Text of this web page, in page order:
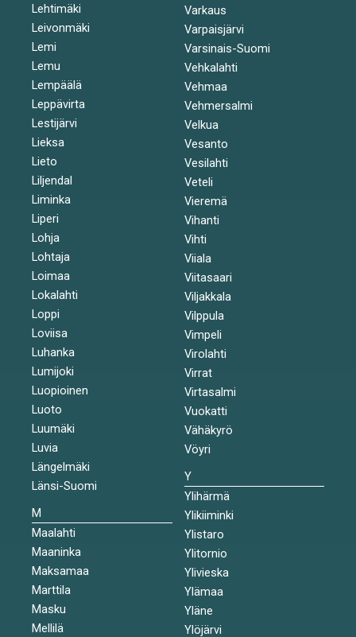
Lehtimäki
Leivonmäki
Lemi
Lemu
Lempäälä
Leppävirta
Lestijärvi
Lieksa
Lieto
Liljendal
Liminka
Liperi
Lohja
Lohtaja
Loimaa
Lokalahti
Loppi
Loviisa
Luhanka
Lumijoki
Luopioinen
Luoto
Luumäki
Luvia
Längelmäki
Länsi-Suomi
M
Maalahti
Maaninka
Maksamaa
Marttila
Masku
Mellilä
Varkaus
Varpaisjärvi
Varsinais-Suomi
Vehkalahti
Vehmaa
Vehmersalmi
Velkua
Vesanto
Vesilahti
Veteli
Vieremä
Vihanti
Vihti
Viiala
Viitasaari
Viljakkala
Vilppula
Vimpeli
Virolahti
Virrat
Virtasalmi
Vuokatti
Vähäkyrö
Vöyri
Y
Ylihärmä
Ylikiiminki
Ylistaro
Ylitornio
Ylivieska
Ylämaa
Yläne
Ylöjärvi